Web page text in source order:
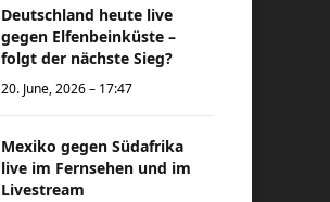
Deutschland heute live
gegen Elfenbeinküste –
folgt der nächste Sieg?
20. June, 2026 – 17:47
Mexiko gegen Südafrika
live im Fernsehen und im
Livestream